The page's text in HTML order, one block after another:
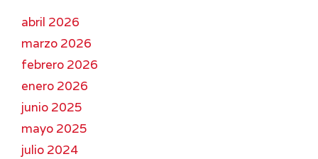
abril 2026
marzo 2026
febrero 2026
enero 2026
junio 2025
mayo 2025
julio 2024